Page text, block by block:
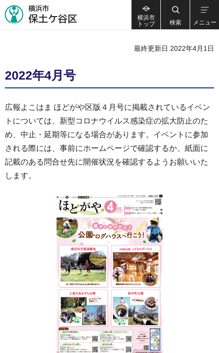
横浜市
トップ
検索 メニュー
最終更新日 2022年4月1日
2022年4月号
広報よこはま ほどがや区版４月号に掲載されているイベン
トについては、新型コロナウイルス感染症の拡大防止のた
め、中止・延期等になる場合があります。イベントに参加
される際には、事前にホームページで確認するか、紙面に
記載のある問合せ先に開催状況を確認するようお願いいた
します。